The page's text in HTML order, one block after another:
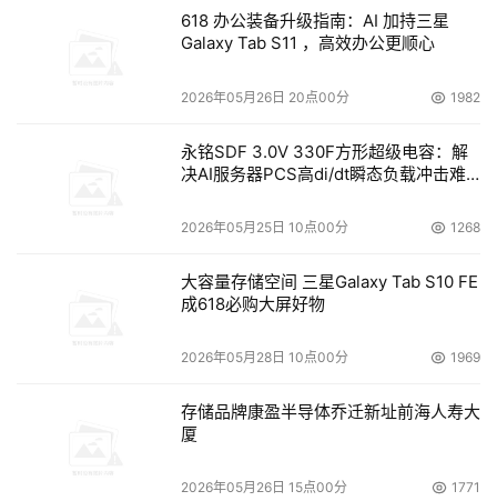
618 办公装备升级指南：AI 加持三星
Galaxy Tab S11 ，高效办公更顺心
2026年05月26日 20点00分 1982
永铭SDF 3.0V 330F方形超级电容：解
决AI服务器PCS高di/dt瞬态负载冲击难
2026年05月25日 10点00分 1268
大容量存储空间 三星Galaxy Tab S10 FE
成618必购大屏好物
2026年05月28日 10点00分 1969
存储品牌康盈半导体乔迁新址前海人寿大
厦
2026年05月26日 15点00分 1771